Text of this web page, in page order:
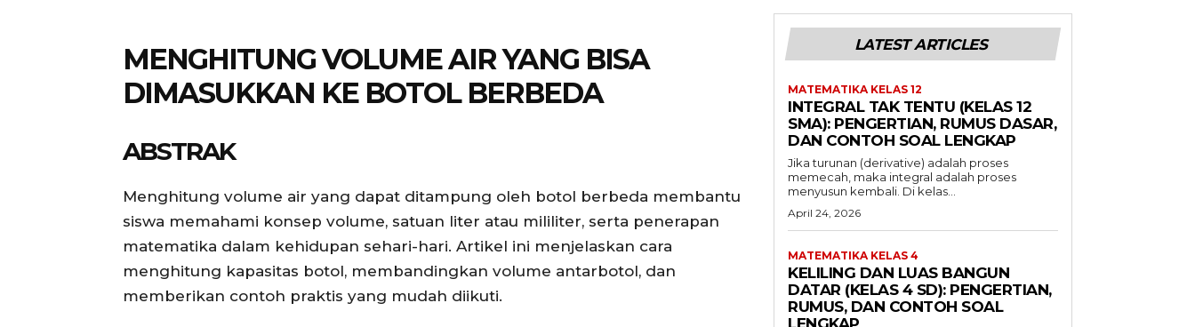
MENGHITUNG VOLUME AIR YANG BISA
DIMASUKKAN KE BOTOL BERBEDA
ABSTRAK
Menghitung volume air yang dapat ditampung oleh botol berbeda membantu
siswa memahami konsep volume, satuan liter atau mililiter, serta penerapan
matematika dalam kehidupan sehari-hari. Artikel ini menjelaskan cara
menghitung kapasitas botol, membandingkan volume antarbotol, dan
memberikan contoh praktis yang mudah diikuti.
LATEST ARTICLES
MATEMATIKA KELAS 12
INTEGRAL TAK TENTU (KELAS 12
SMA): PENGERTIAN, RUMUS DASAR,
DAN CONTOH SOAL LENGKAP
Jika turunan (derivative) adalah proses
memecah, maka integral adalah proses
menyusun kembali. Di kelas...
April 24, 2026
MATEMATIKA KELAS 4
KELILING DAN LUAS BANGUN
DATAR (KELAS 4 SD): PENGERTIAN,
RUMUS, DAN CONTOH SOAL
LENGKAP